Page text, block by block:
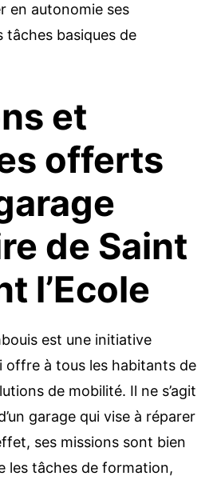
en autonomie ses
tâches basiques de
et
offerts
de Saint
l’Ecole
est une initiative
offre à tous les habitants de
de mobilité. Il ne s’agit
garage qui vise à réparer
ses missions sont bien
les tâches de formation,